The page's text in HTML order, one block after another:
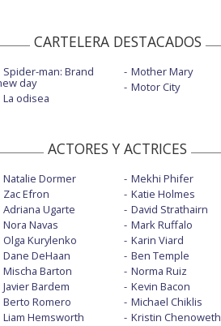
CARTELERA DESTACADOS
Spider-man: Brand
day
La odisea
Mother Mary
Motor City
ACTORES Y ACTRICES
Natalie Dormer
Zac Efron
Adriana Ugarte
Nora Navas
Olga Kurylenko
Dane DeHaan
Mischa Barton
Javier Bardem
Berto Romero
Liam Hemsworth
Mekhi Phifer
Katie Holmes
David Strathairn
Mark Ruffalo
Karin Viard
Ben Temple
Norma Ruiz
Kevin Bacon
Michael Chiklis
Kristin Chenoweth